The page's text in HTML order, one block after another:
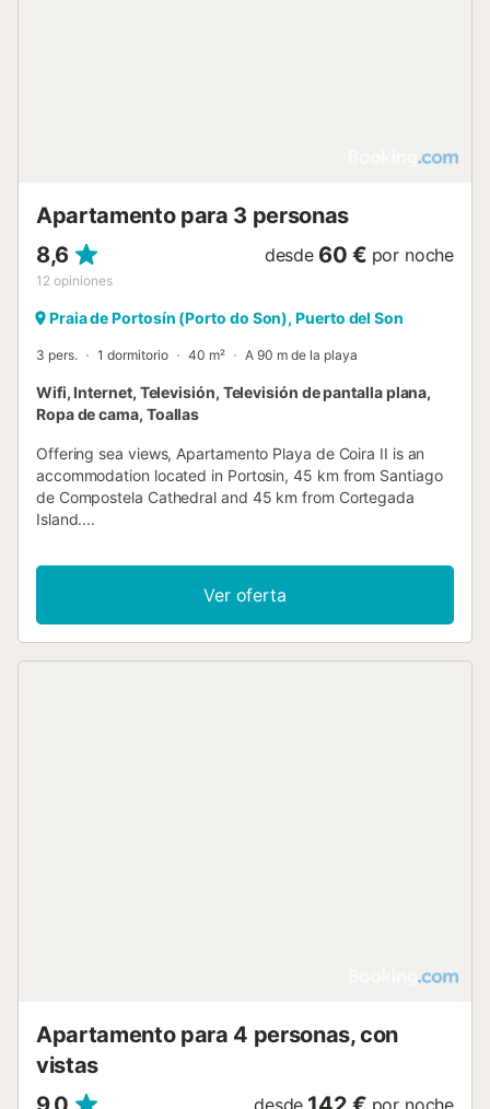
Apartamento para 3 personas
8,6
12 opiniones
desde 60 € por noche
Praia de Portosín (Porto do Son), Puerto del Son
3 pers. 1 dormitorio 40 m² A 90 m de la playa
Wifi, Internet, Televisión, Televisión de pantalla plana,
Ropa de cama, Toallas
Offering sea views, Apartamento Playa de Coira II is an
accommodation located in Portosin, 45 km from Santiago
de Compostela Cathedral and 45 km from Cortegada
Island....
Ver oferta
Apartamento para 4 personas, con
vistas
desde por noche